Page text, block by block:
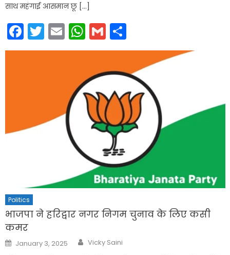
साथ महंगाई आसमान छू […]
Facebook
Twitter
EmailWhatsApp
Gmail
Politics
भाजपा ने हरिद्वार नगर निगम चुनाव के लिए कसी
कमर
Posted
on
January 3, 2025 Author
Vicky Saini